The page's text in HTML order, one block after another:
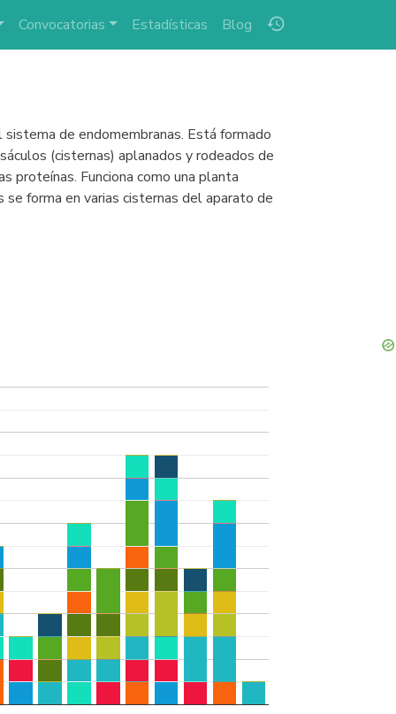
history
Convocatorias Estadísticas Blog
de endomembranas. Está formado
(cisternas) aplanados y rodeados de
proteínas. Funciona como una planta
forma en varias cisternas del aparato de